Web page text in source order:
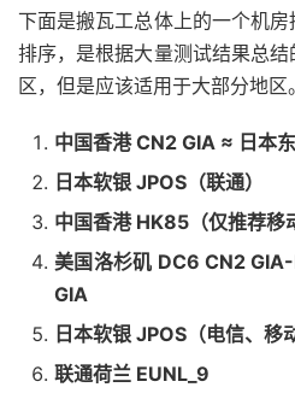
下面是搬瓦工总体上的一个机
排序，是根据大量测试结果总
区，但是应该适用于大部分地区。
中国香港 CN2 GIA ≈ 日本
日本软银 JPOS（联通）
中国香港 HK85（仅推荐移
美国洛杉矶 DC6 CN2
GIA
日本软银 JPOS（电信、移
联通荷兰 EUNL_9